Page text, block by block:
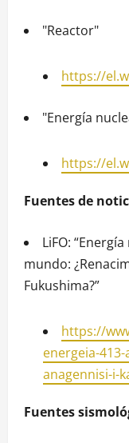
"Reactor"
https://
"Energía
https://
Fuentes de
LiFO:
mundo:
Fukushima?”
https://
energeia-
anagennisi-i-
Fuentes